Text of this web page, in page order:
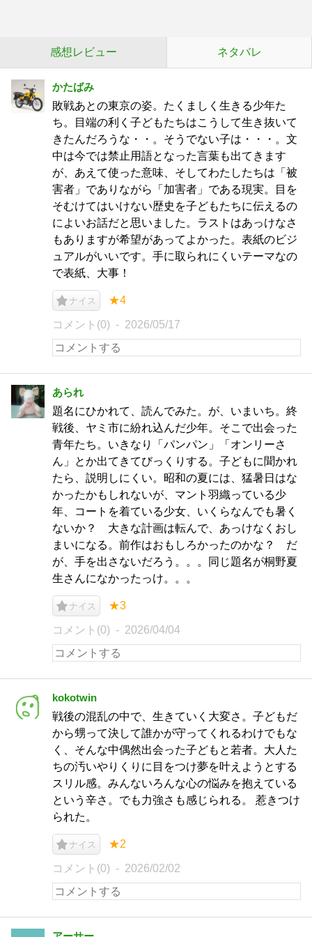
感想レビュー ネタバレ
かたばみ
敗戦あとの東京の姿。たくましく生きる少年た
ち。目端の利く子どもたちはこうして生き抜いて
きたんだろうな・・。そうでない子は・・・。文
中は今では禁止用語となった言葉も出てきます
が、あえて使った意味、そしてわたしたちは「被
害者」でありながら「加害者」である現実。目を
そむけてはいけない歴史を子どもたちに伝えるの
によいお話だと思いました。ラストはあっけなさ
もありますが希望があってよかった。表紙のビジ
ュアルがいいです。手に取られにくいテーマなの
で表紙、大事！
ナイス ★4
コメント(0) 2026/05/17
あられ
題名にひかれて、読んでみた。が、いまいち。終
戦後、ヤミ市に紛れ込んだ少年。そこで出会った
青年たち。いきなり「パンパン」「オンリーさ
ん」とか出てきてびっくりする。子どもに聞かれ
たら、説明しにくい。昭和の夏には、猛暑日はな
かったかもしれないが、マント羽織っている少
年、コートを着ている少女、いくらなんでも暑く
ないか？ 大きな計画は転んで、あっけなくおし
まいになる。前作はおもしろかったのかな？ だ
が、手を出さないだろう。。。同じ題名が桐野夏
生さんになかったっけ。。。
ナイス ★3
コメント(0) 2026/04/04
kokotwin
戦後の混乱の中で、生きていく大変さ。子どもだ
から甥って決して誰かが守ってくれるわけでもな
く、そんな中偶然出会った子どもと若者。大人た
ちの汚いやりくりに目をつけ夢を叶えようとする
スリル感。みんないろんな心の悩みを抱えている
という辛さ。でも力強さも感じられる。 惹きつけ
られた。
ナイス ★2
コメント(0) 2026/02/02